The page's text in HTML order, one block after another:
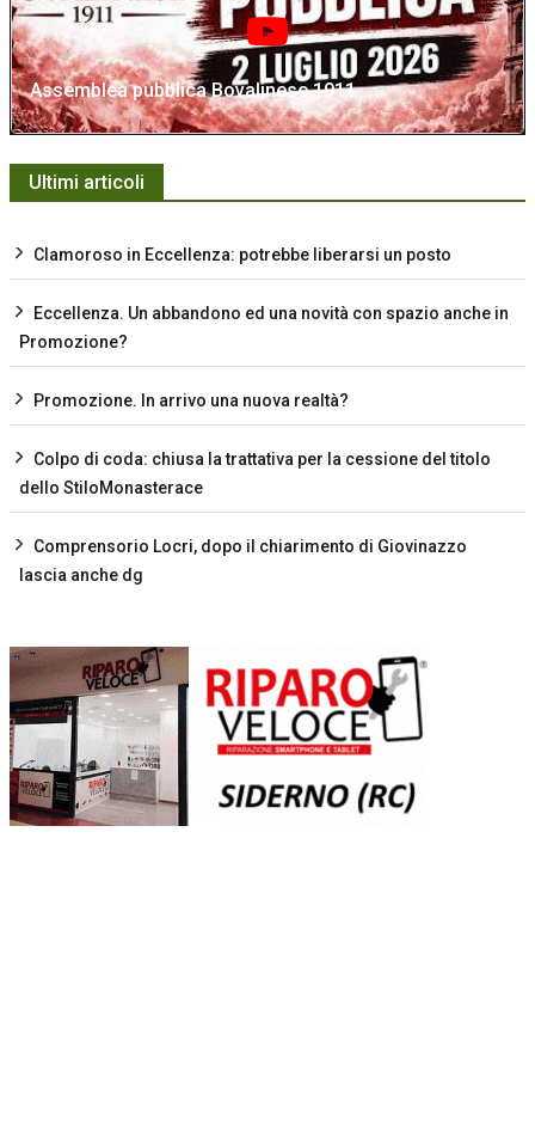
Assemblea pubblica Bovalinese 1911
Ultimi articoli
Clamoroso in Eccellenza: potrebbe liberarsi un posto
Eccellenza. Un abbandono ed una novità con spazio anche in
Promozione?
Promozione. In arrivo una nuova realtà?
Colpo di coda: chiusa la trattativa per la cessione del titolo
dello StiloMonasterace
Comprensorio Locri, dopo il chiarimento di Giovinazzo
lascia anche dg